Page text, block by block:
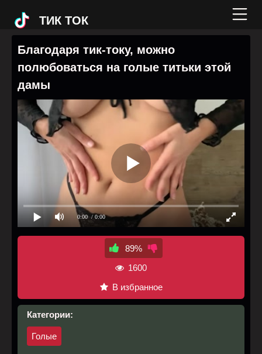
ТИК ТОК
Благодаря тик-току, можно
полюбоваться на голые титьки этой
дамы
0:00 / 0:00
89%
1600
В избранное
Категории:
Голые